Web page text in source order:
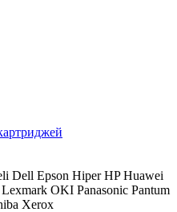
Dell Epson Hiper HP Huawei
Lexmark OKI Panasonic Pantum
Xerox